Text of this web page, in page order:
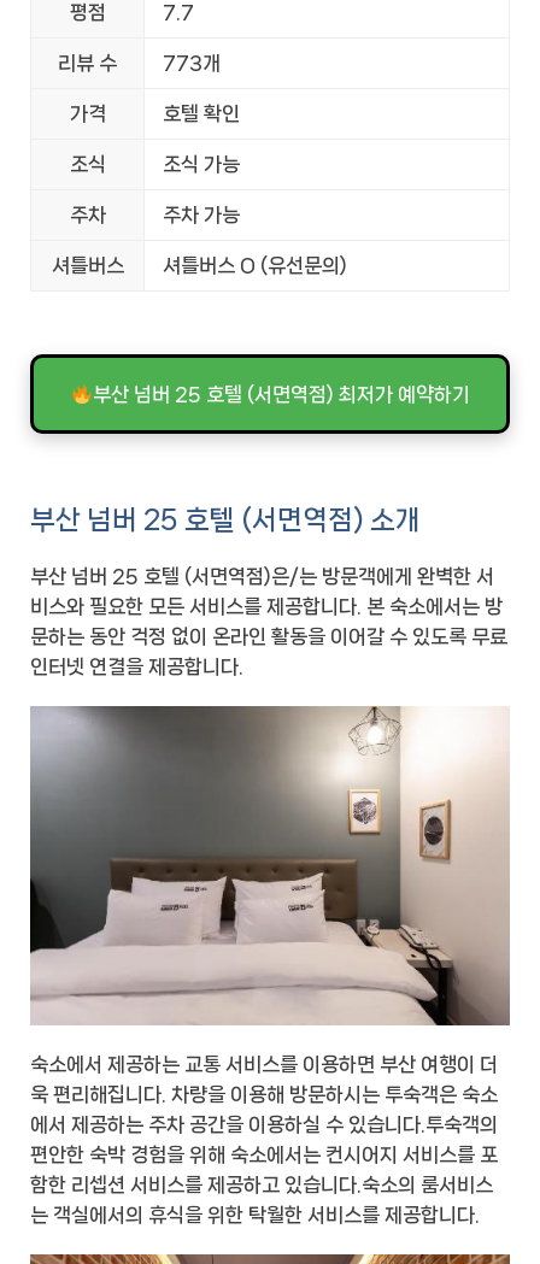
평점 7.7
리뷰 수 773개
가격 호텔 확인
조식 조식 가능
주차 주차 가능
셔틀버스 셔틀버스 O (유선문의)
부산 넘버 25 호텔 (서면역점) 최저가 예약하기
부산 넘버 25 호텔 (서면역점) 소개
부산 넘버 25 호텔 (서면역점)은/는 방문객에게 완벽한 서
비스와 필요한 모든 서비스를 제공합니다. 본 숙소에서는 방
문하는 동안 걱정 없이 온라인 활동을 이어갈 수 있도록 무료
인터넷 연결을 제공합니다.
숙소에서 제공하는 교통 서비스를 이용하면 부산 여행이 더
욱 편리해집니다. 차량을 이용해 방문하시는 투숙객은 숙소
에서 제공하는 주차 공간을 이용하실 수 있습니다.투숙객의
편안한 숙박 경험을 위해 숙소에서는 컨시어지 서비스를 포
함한 리셉션 서비스를 제공하고 있습니다.숙소의 룸서비스
는 객실에서의 휴식을 위한 탁월한 서비스를 제공합니다.